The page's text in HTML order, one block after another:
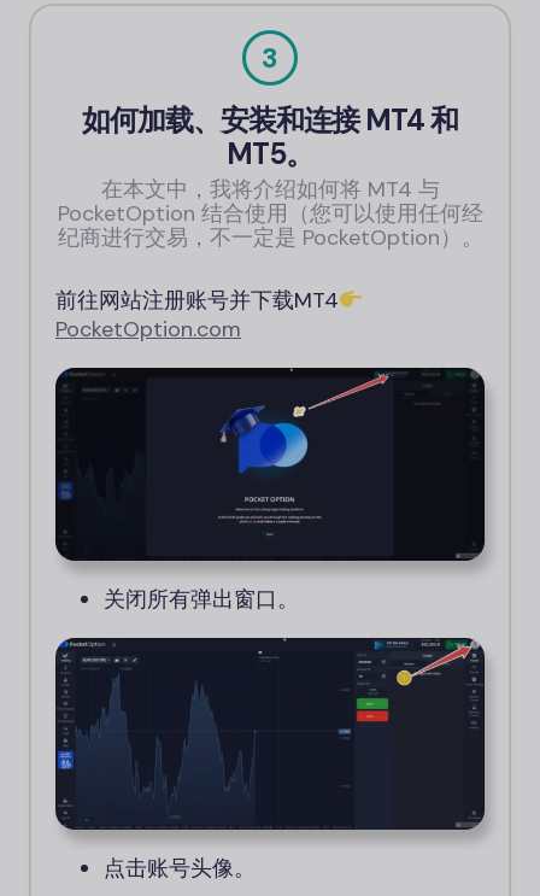
3
如何加载、安装和连接 MT4 和
MT5。
在本文中，我将介绍如何将 MT4 与
PocketOption 结合使用（您可以使用任何经
纪商进行交易，不一定是 PocketOption）。
前往网站注册账号并下载MT4
PocketOption.com
关闭所有弹出窗口。
点击账号头像。